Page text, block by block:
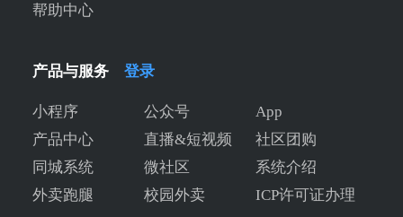
帮助中心
产品与服务 登录
小程序 公众号
App
产品中心
直播&短视频
社区团购
同城系统
微社区
系统介绍
外卖跑腿
校园外卖 ICP许可证办理